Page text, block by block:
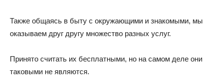
Также общаясь в быту с окружающими и знакомыми, мы
оказываем друг другу множество разных услуг.
Принято считать их бесплатными, но на самом деле они
таковыми не являются.